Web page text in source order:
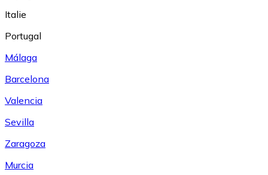
Italie
Portugal
Málaga
Barcelona
Valencia
Sevilla
Zaragoza
Murcia